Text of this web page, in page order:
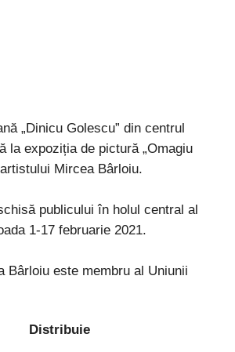
„Dinicu Golescu” din centrul
la expoziția de pictură „Omagiu
Mircea Bârloiu.
publicului în holul central al
1-17 februarie 2021.
Bârloiu este membru al Uniunii
Distribuie